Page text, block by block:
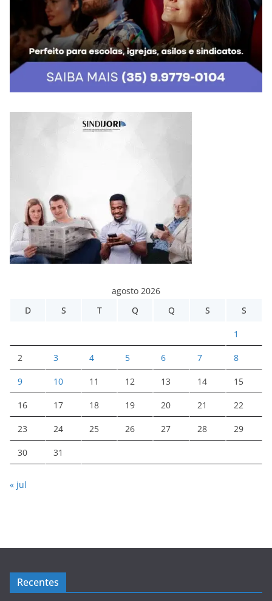
agosto 2026
D
S T Q Q S S
1
2 3 4 5 6 7 8
9 10 11 12 13 14 15
16 17 18 19 20 21 22
23 24 25 26 27 28 29
30 31
« jul
Recentes